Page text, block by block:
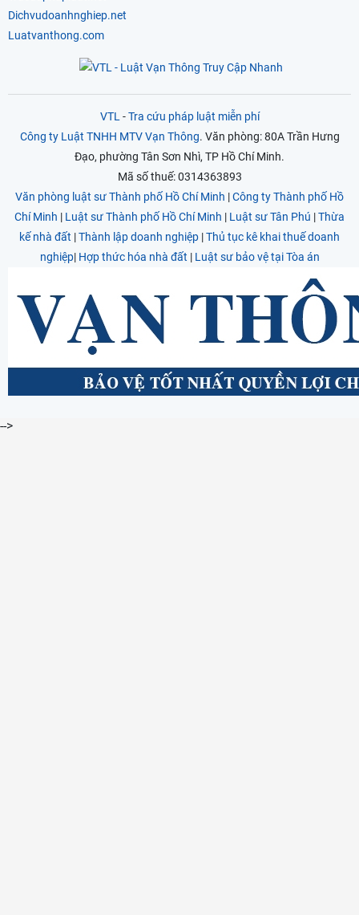
Dichvudoanhnghiep.net
Luatvanthong.com
VTL -Tra cứu pháp luật miễn phí
Công ty Luật TNHH MTV Vạn Thông. Văn phòng: 80A Trần Hưng
Đạo, phường Tân Sơn Nhì, TP Hồ Chí Minh.
Mã số thuế: 0314363893
Văn phòng luật sư Thành phố Hồ Chí Minh |Công ty Thành phố Hồ
Chí Minh | Luật sư Thành phố Hồ Chí Minh | Luật sư Tân Phú |Thừa
kế nhà đất |Thành lập doanh nghiệp |Thủ tục kê khai thuế doanh
nghiệp| Hợp thức hóa nhà đất | Luật sư bảo vệ tại Tòa án
-->